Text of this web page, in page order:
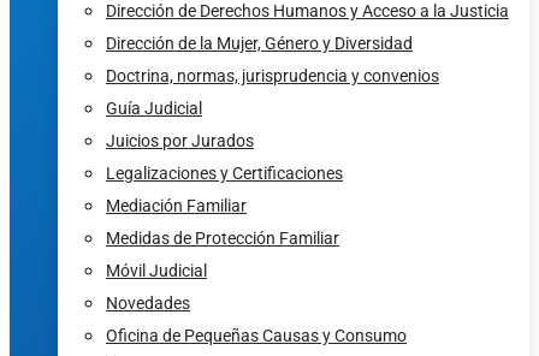
Dirección de Derechos Humanos y Acceso a la Justicia
Dirección de la Mujer, Género y Diversidad
Doctrina, normas, jurisprudencia y convenios
Guía Judicial
Juicios por Jurados
Legalizaciones y Certificaciones
Mediación Familiar
Medidas de Protección Familiar
Móvil Judicial
Novedades
Oficina de Pequeñas Causas y Consumo